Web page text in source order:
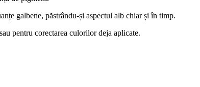
galbene, păstrându-și aspectul alb chiar și în timp.
pentru corectarea culorilor deja aplicate.